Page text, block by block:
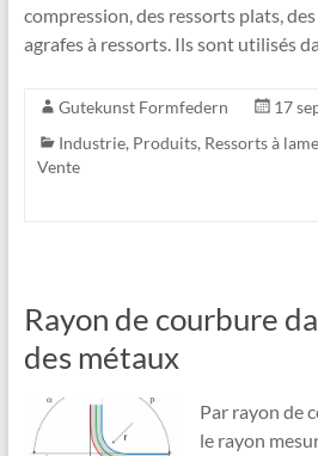
compression, des ressorts plats,
agrafes à ressorts. Ils sont utilisés
Gutekunst Formfedern
17
Industrie, Produits, Ressorts à
Vente
Rayon de courbure
des métaux
Par rayon de
le rayon